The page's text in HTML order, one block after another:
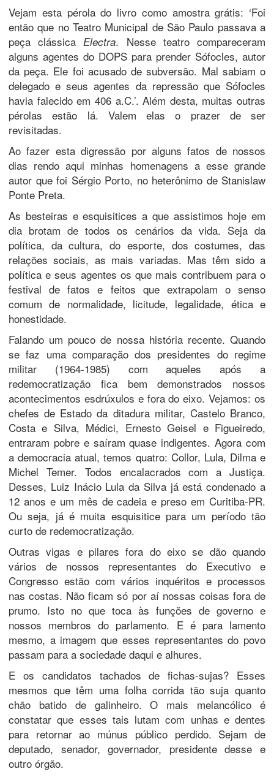
Vejam esta pérola do livro como amostra grátis: ‘Foi
então que no Teatro Municipal de São Paulo passava a
peça clássicaElectra. Nesse teatro compareceram
alguns agentes do DOPS para prender Sófocles, autor
da peça. Ele foi acusado de subversão. Mal sabiam o
delegado e seus agentes da repressão que Sófocles
havia falecido em 406 a.C.’. Além desta, muitas outras
pérolas estão lá. Valem elas o prazer de ser
revisitadas.
Ao fazer esta digressão por alguns fatos de nossos
dias rendo aqui minhas homenagens a esse grande
autor que foi Sérgio Porto, no heterônimo de Stanislaw
Ponte Preta.
As besteiras e esquisitices a que assistimos hoje em
dia brotam de todos os cenários da vida. Seja da
política, da cultura, do esporte, dos costumes, das
relações sociais, as mais variadas. Mas têm sido a
política e seus agentes os que mais contribuem para o
festival de fatos e feitos que extrapolam o senso
comum de normalidade, licitude, legalidade, ética e
honestidade.
Falando um pouco de nossa história recente. Quando
se faz uma comparação dos presidentes do regime
militar (1964-1985) com aqueles após a
redemocratização fica bem demonstrados nossos
acontecimentos esdrúxulos e fora do eixo. Vejamos: os
chefes de Estado da ditadura militar, Castelo Branco,
Costa e Silva, Médici, Ernesto Geisel e Figueiredo,
entraram pobre e saíram quase indigentes. Agora com
a democracia atual, temos quatro: Collor, Lula, Dilma e
Michel Temer. Todos encalacrados com a Justiça.
Desses, Luiz Inácio Lula da Silva já está condenado a
12 anos e um mês de cadeia e preso em Curitiba-PR.
Ou seja, já é muita esquisitice para um período tão
curto de redemocratização.
Outras vigas e pilares fora do eixo se dão quando
vários de nossos representantes do Executivo e
Congresso estão com vários inquéritos e processos
nas costas. Não ficam só por aí nossas coisas fora de
prumo. Isto no que toca às funções de governo e
nossos membros do parlamento. E é para lamento
mesmo, a imagem que esses representantes do povo
passam para a sociedade daqui e alhures.
E os candidatos tachados de fichas-sujas? Esses
mesmos que têm uma folha corrida tão suja quanto
chão batido de galinheiro. O mais melancólico é
constatar que esses tais lutam com unhas e dentes
para retornar ao múnus público perdido. Sejam de
deputado, senador, governador, presidente desse e
outro órgão.